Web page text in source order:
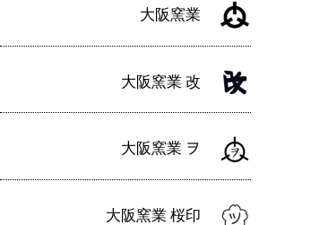
大阪窯業
大阪窯業 改
大阪窯業 ヲ
大阪窯業 桜印